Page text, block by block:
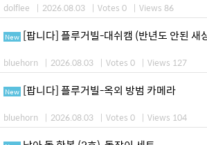
dolflee | 2026.08.03 | Votes 0 | Views 86
New [팝니다] 플루거빌-대쉬캠 (반년도 안된 새
bluehorn | 2026.08.03 | Votes 0 | Views 127
New [팝니다] 플루거빌-옥외 방범 카메라
bluehorn | 2026.08.03 | Votes 0 | Views 104